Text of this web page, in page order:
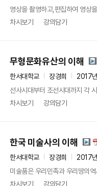
영상을 촬영하고,편집하여 영상
차시보기
강의담기
무형문화유산의 이해
한서대학교 장경희
2017
선사시대부터 조선시대까지 각
차시보기
강의담기
한국 미술사의 이해
한서대학교 장경희
2017
미술품은 우리민족과 우리땅의
차시보기
강의담기